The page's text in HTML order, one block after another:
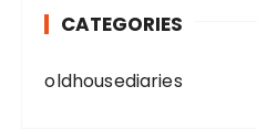
CATEGORIES
oldhousediaries